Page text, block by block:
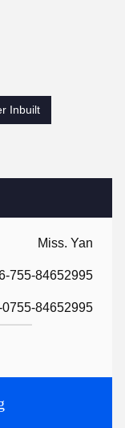
Miss. Yan
755-84652995
0755-84652995
Inbuilt